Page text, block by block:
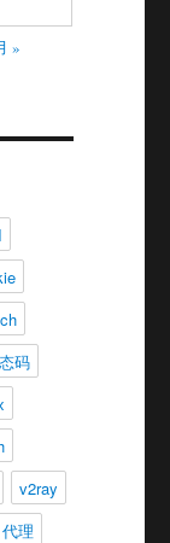
»
码
v2ray
代理